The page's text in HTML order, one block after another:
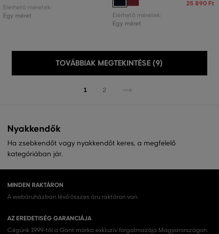
Elérhető méretek:
Egy méret
25 890 Ft
Elérhető méretek:
Egy méret
TOVÁBBIAK MEGTEKINTÉSE (9)
1 2
Nyakkendők
Ha zsebkendőt vagy nyakkendőt keres, a megfelelő
kategóriában jár.
MINDEN RAKTÁRON
A webáruházban lévő összes áru raktáron van.
AZ EREDETISÉG GARANCIÁJA
Cégünk 1999-től a Gant márka exkluzív forgalmazója Magyarországon.